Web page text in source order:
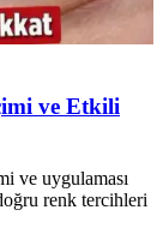
ve Etkili
ve uygulaması
renk tercihleri